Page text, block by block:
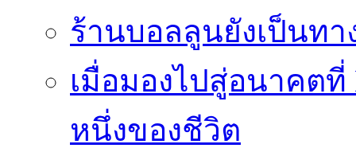
ร้านบอลลูนยังเป็นทา
เมื่อมองไปสู่อนาคตที่
หนึ่งของชีวิต